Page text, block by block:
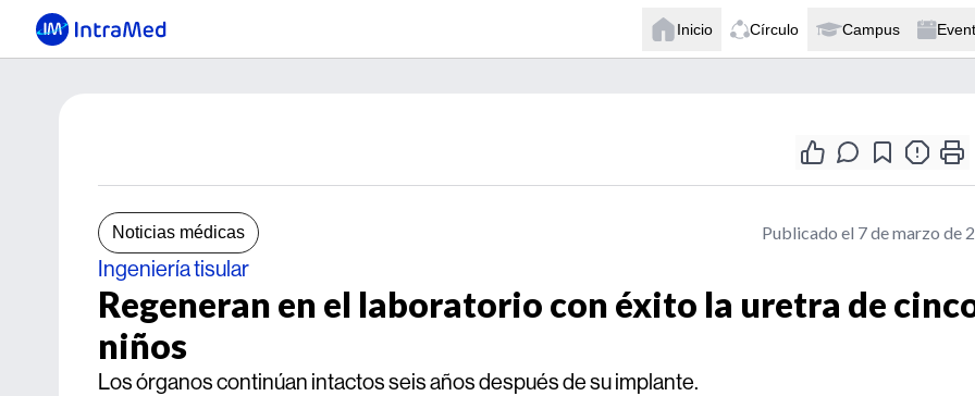
Inicio Círculo Campus
Noticias médicas Publicado el 7 de marzo de
Ingeniería tisular
Regeneran en el laboratorio con éxito la uretra de
niños
Los órganos continúan intactos seis años después de su implante.